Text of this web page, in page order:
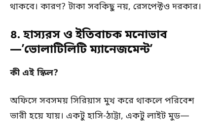
থাকবে। কারণ? টাকা সবকিছু নয়, রেসপেক্টও দরকার।
৪. হাস্যরস ও ইতিবাচক মনোভাব
—’ভোলাটিলিটি ম্যানেজমেন্ট’
কী এই স্কিল?
অফিসে সবসময় সিরিয়াস মুখ করে থাকলে পরিবেশ
ভারী হয়ে যায়। একটু হাসি-ঠাট্টা, একটু লাইট মুড—